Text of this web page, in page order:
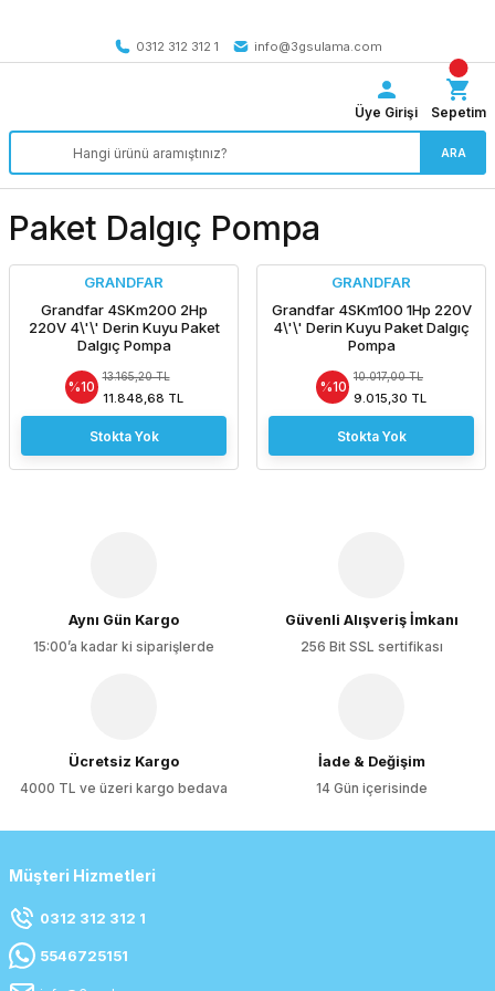
0312 312 312 1
info@3gsulama.com
ARA
Üye Girişi Sepetim
Paket Dalgıç Pompa
GRANDFAR
Grandfar 4SKm200 2Hp
220V 4\'\' Derin Kuyu Paket
Dalgıç Pompa
%10
13.165,20 TL
11.848,68 TL
Stokta Yok
GRANDFAR
Grandfar 4SKm100 1Hp 220V
4\'\' Derin Kuyu Paket Dalgıç
Pompa
%10
10.017,00 TL
9.015,30 TL
Stokta Yok
Aynı Gün Kargo
15:00’a kadar ki siparişlerde
Güvenli Alışveriş İmkanı
256 Bit SSL sertifikası
Ücretsiz Kargo
4000 TL ve üzeri kargo bedava
İade & Değişim
14 Gün içerisinde
Müşteri Hizmetleri
0312 312 312 1
5546725151